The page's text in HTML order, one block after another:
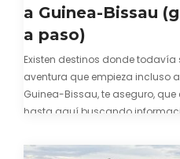
a Guinea-Bissau
a paso)
Existen destinos donde todavía
aventura que empieza incluso
Guinea-Bissau, te aseguro,
hasta aquí buscando
hayas encontrado con que…